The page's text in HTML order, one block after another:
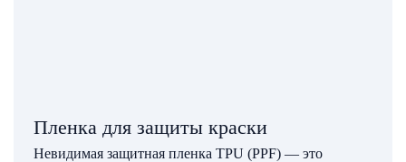
Пленка для защиты краски
Невидимая защитная пленка TPU (PPF) — это